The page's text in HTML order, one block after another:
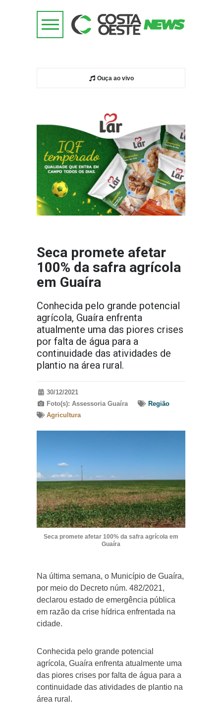
Ouça ao vivo
Seca promete afetar
100% da safra agrícola
em Guaíra
Conhecida pelo grande potencial
agrícola, Guaíra enfrenta
atualmente uma das piores crises
por falta de água para a
continuidade das atividades de
plantio na área rural.
30/12/2021
Foto(s): Assessoria Guaíra
Região
Agricultura
Seca promete afetar 100% da safra agrícola em
Guaíra
Na última semana, o Município de Guaíra,
por meio do Decreto núm. 482/2021,
declarou estado de emergência pública
em razão da crise hídrica enfrentada na
cidade.
Conhecida pelo grande potencial
agrícola, Guaíra enfrenta atualmente uma
das piores crises por falta de água para a
continuidade das atividades de plantio na
área rural.